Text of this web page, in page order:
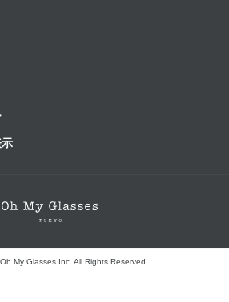
My Glasses Inc. All Rights Reserved.